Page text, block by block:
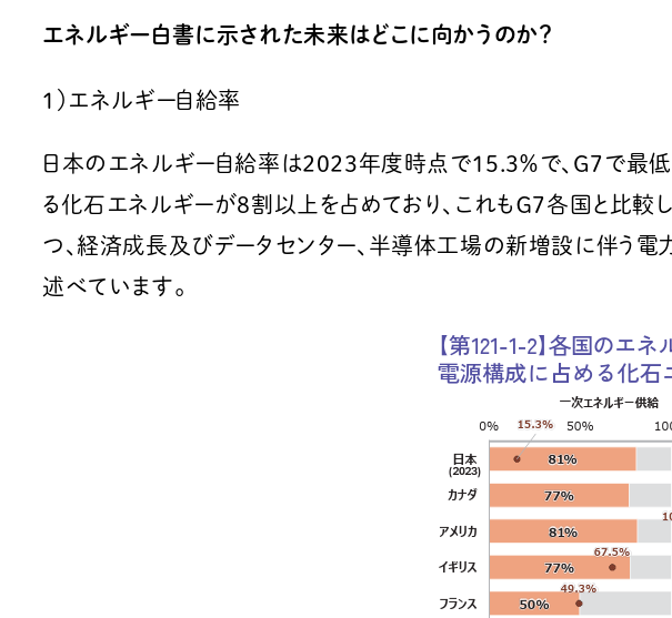
エネルギー白書に示された未来はどこに向かうのか？
１）エネルギー自給率
日本のエネルギー自給率は2023年度時点で15.3％で、G7で最
る化石エネルギーが８割以上を占めており、これもＧ7各国と比
つ、経済成長及びデータセンター、半導体工場の新増設に伴う
述べています。